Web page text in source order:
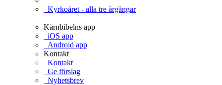
Kyrkoåret - alla tre årgångar
Kärnbibelns app
iOS app
Android app
Kontakt
Kontakt
Ge förslag
Nyhetsbrev